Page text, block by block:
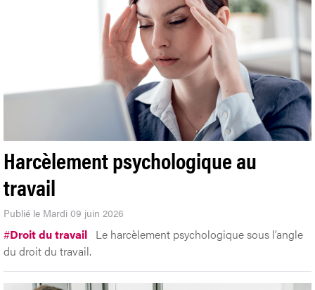
Harcèlement psychologique au
travail
Publié le Mardi 09 juin 2026
#Droit du travail Le harcèlement psychologique sous l’angle
du droit du travail.